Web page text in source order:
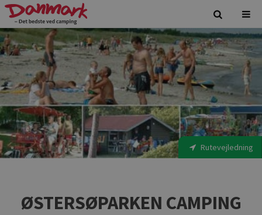
Rutevejledning
ØSTERSØPARKEN CAMPING